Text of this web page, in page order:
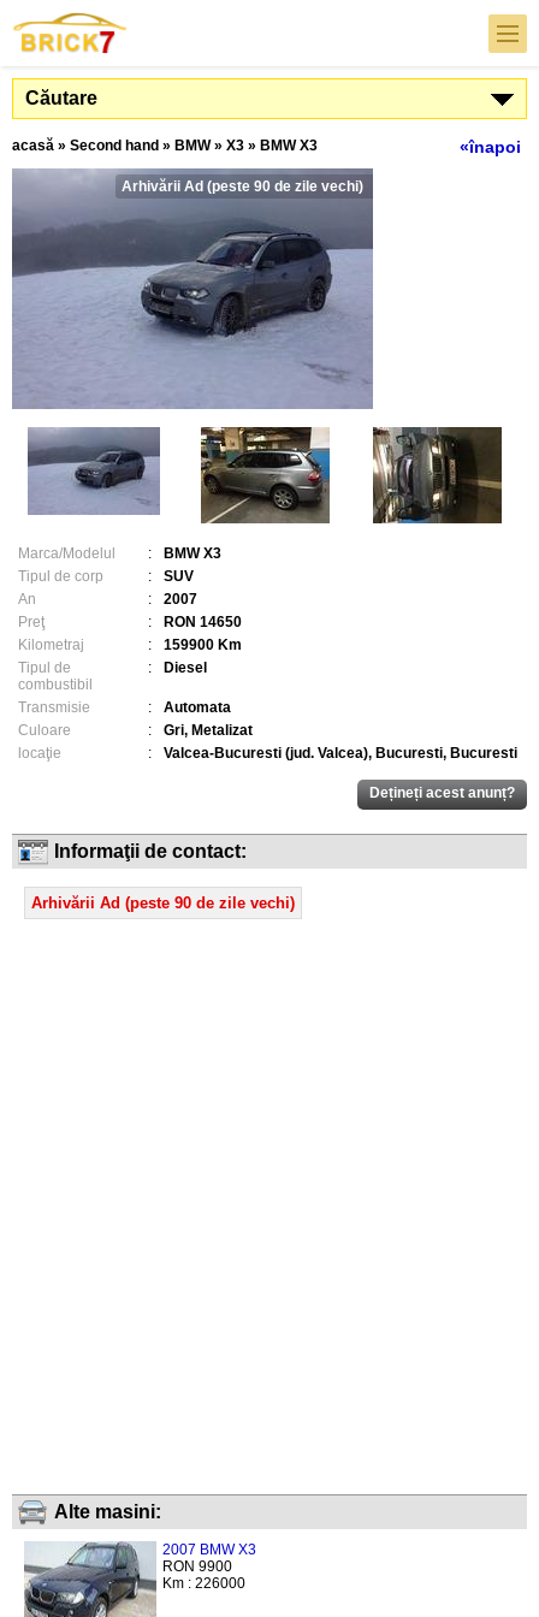
Căutare
«înapoi
acasă » Second hand » BMW» X3 » BMW X3
Arhivării Ad (peste 90 de zile vechi)
Marca/Modelul :
BMW X3
Tipul de corp
:
SUV
An
:
2007
Preţ
:
RON 14650
Kilometraj
:
159900 Km
Tipul de
combustibil
: Diesel
Transmisie :
Automata
Culoare
:
Gri, Metalizat
locaţie
: Valcea-Bucuresti (jud. Valcea), Bucuresti, Bucuresti
Informaţii de contact:
Arhivării Ad (peste 90 de zile vechi)
Alte masini:
2007 BMW X3
RON 9900
Km : 226000